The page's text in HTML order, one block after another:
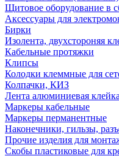
Щитовое оборудование в
Аксессуары для
Бирки
Изолента, двухстороняя
Кабельные протяжки
Клипсы
Колодки клеммные для
Колпачки, КИЗ
Лента алюминиевая
Маркеры кабельные
Маркеры перманентные
Наконечники, гильзы,
Прочие изделия для
Скобы пластиковые для